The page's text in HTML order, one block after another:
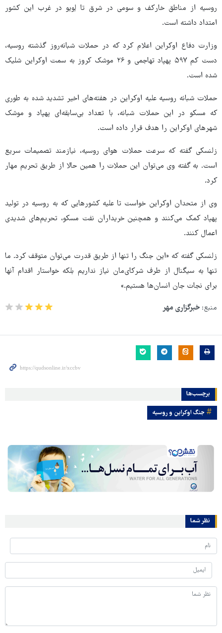
روسیه از مناطق خارکف و سومی در شرق تا لِویو در غرب این کشور
امتداد داشته است.
وزارت دفاع اوکراین اعلام کرد که در حملات شبانه‌روز گذشته روسیه،
دست کم ۵۹۷ پهپاد تهاجمی و ۲۶ موشک کروز به سمت اوکراین شلیک
شده است.
حملات شبانه روسیه علیه اوکراین در هفته‌های اخیر تشدید شده به طوری
که مسکو در این حملات شبانه، با تعداد بی‌سابقه‌ای پهپاد و موشک
شهرهای اوکراین را هدف قرار داده است.
زلنسکی گفته که سرعت حملات هوای روسیه، نیازمند تصمیمات سریع
است. به گفته وی می‌توان این حملات را همین حالا از طریق تحریم مهار
کرد.
وی از متحدان اوکراین خواست تا علیه کشورهایی که به روسیه در تولید
پهپاد کمک می‌کنند و همچنین خریداران نفت مسکو، تحریم‌های شدیدی
اعمال کنند.
زلنسکی گفته که «این جنگ را تنها از طریق قدرت می‌توان متوقف کرد. ما
تنها به سیگنال از طرف شرکای‌مان نیاز نداریم بلکه خواستار اقدام آنها
برای نجات جان انسان‌ها هستیم.»
منبع: خبرگزاری مهر
برچسب‌ها
جنگ اوکراین و روسیه
نظر شما